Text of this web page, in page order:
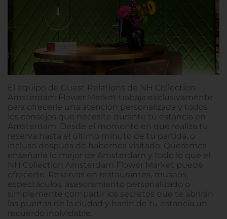
El equipo de Guest Relations de NH Collection
Amsterdam Flower Market trabaja exclusivamente
para ofrecerle una atención personalizada y todos
los consejos que necesite durante tu estancia en
Amsterdam. Desde el momento en que realiza tu
reserva hasta el último minuto de tu partida, o
incluso después de habernos visitado. Queremos
enseñarle lo mejor de Amsterdam y todo lo que el
NH Collection Amsterdam Flower Market puede
ofrecerte. Reservas en restaurantes, museos,
espectáculos, asesoramiento personalizado o
simplemente compartir los secretos que te abrirán
las puertas de la ciudad y harán de tu estancia un
recuerdo inolvidable.